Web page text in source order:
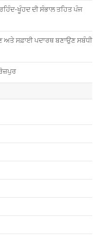
ਖੂੰਹਦ ਦੀ ਸੰਭਾਲ ਤਹਿਤ ਪੰਜ
ਅਤੇ ਸਫ਼ਾਈ ਪਦਾਰਥ ਬਣਾਉਣ ਸਬੰਧੀ